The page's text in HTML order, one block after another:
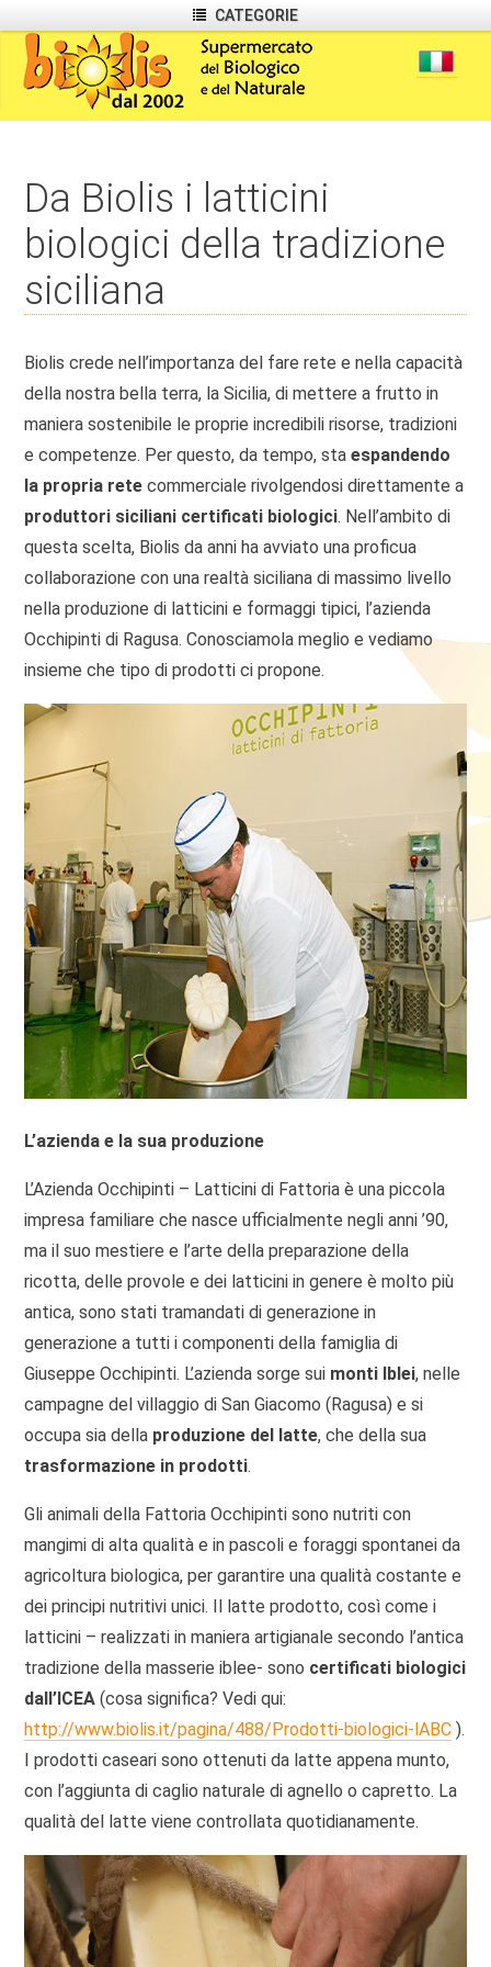
CATEGORIE
Da Biolis i latticini
biologici della tradizione
siciliana
Biolis crede nell’importanza del fare rete e nella capacità
della nostra bella terra, la Sicilia, di mettere a frutto in
maniera sostenibile le proprie incredibili risorse, tradizioni
e competenze. Per questo, da tempo, staespandendo
la propria retecommerciale rivolgendosi direttamente a
produttori siciliani certificati biologici. Nell’ambito di
questa scelta, Biolis da anni ha avviato una proficua
collaborazione con una realtà siciliana di massimo livello
nella produzione di latticini e formaggi tipici, l’azienda
Occhipinti di Ragusa. Conosciamola meglio e vediamo
insieme che tipo di prodotti ci propone.
L’azienda e la sua produzione
L’Azienda Occhipinti – Latticini di Fattoria è una piccola
impresa familiare che nasce ufficialmente negli anni ’90,
ma il suo mestiere e l’arte della preparazione della
ricotta, delle provole e dei latticini in genere è molto più
antica, sono stati tramandati di generazione in
generazione a tutti i componenti della famiglia di
Giuseppe Occhipinti. L’azienda sorge sui monti Iblei, nelle
campagne del villaggio di San Giacomo (Ragusa) e si
occupa sia della produzione del latte, che della sua
trasformazione in prodotti.
Gli animali della Fattoria Occhipinti sono nutriti con
mangimi di alta qualità e in pascoli e foraggi spontanei da
agricoltura biologica, per garantire una qualità costante e
dei principi nutritivi unici. Il latte prodotto, così come i
latticini – realizzati in maniera artigianale secondo l’antica
tradizione della masserie iblee- sono certificati biologici
dall’ICEA(cosa significa? Vedi qui:
http://www.biolis.it/pagina/488/Prodotti-biologici-lABC ).
I prodotti caseari sono ottenuti da latte appena munto,
con l’aggiunta di caglio naturale di agnello o capretto. La
qualità del latte viene controllata quotidianamente.